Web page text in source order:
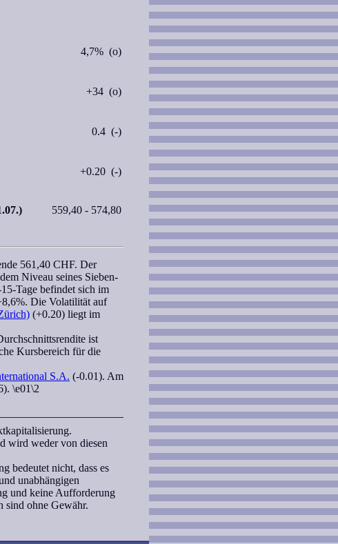
4,7% (o)
+34 (o)
0.4 (-)
+0.20 (-)
559,40 - 574,80
561,40 CHF. Der
Niveau seines Sieben-
Tage befindet sich im
Die Volatilität auf
(+0.20) liegt im
ist
Kursbereich für die
S.A. (-0.01). Am
\e01\2
wird weder von diesen
bedeutet nicht, dass es
unabhängigen
und keine Aufforderung
sind ohne Gewähr.